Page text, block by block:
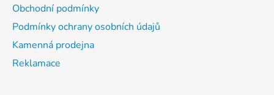
Obchodní podmínky
Podmínky ochrany osobních údajů
Kamenná prodejna
Reklamace